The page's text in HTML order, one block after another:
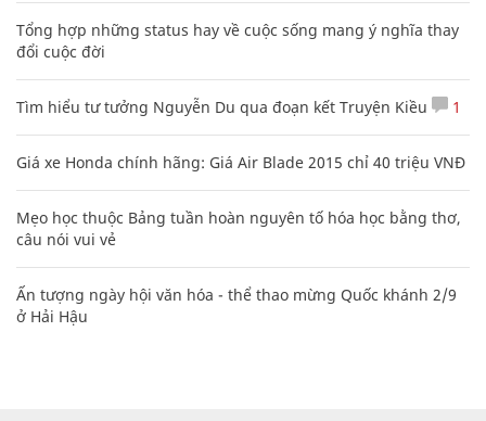
Tổng hợp những status hay về cuộc sống mang ý nghĩa thay
đổi cuộc đời
Tìm hiểu tư tưởng Nguyễn Du qua đoạn kết Truyện Kiều 1
Giá xe Honda chính hãng: Giá Air Blade 2015 chỉ 40 triệu VNĐ
Mẹo học thuộc Bảng tuần hoàn nguyên tố hóa học bằng thơ,
câu nói vui vẻ
Ấn tượng ngày hội văn hóa - thể thao mừng Quốc khánh 2/9
ở Hải Hậu